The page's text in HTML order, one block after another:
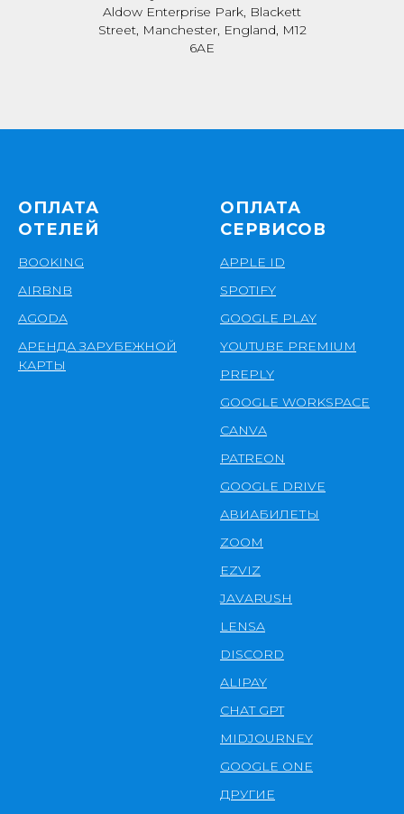
Aldow Enterprise Park, Blackett
Street, Manchester, England, M12
6AE
ОПЛАТА
ОТЕЛЕЙ
BOOKING
AIRBNB
AGODA
АРЕНДА ЗАРУБЕЖНОЙ
КАРТЫ
ОПЛАТА
СЕРВИСОВ
APPLE ID
SPOTIFY
GOOGLE PLAY
YOUTUBE PREMIUM
PREPLY
GOOGLE WORKSPACE
CANVA
PATREON
GOOGLE DRIVE
АВИАБИЛЕТЫ
ZOOM
EZVIZ
JAVARUSH
LENSA
DISCORD
ALIPAY
CHAT GPT
MIDJOURNEY
GOOGLE ONE
ДРУГИЕ